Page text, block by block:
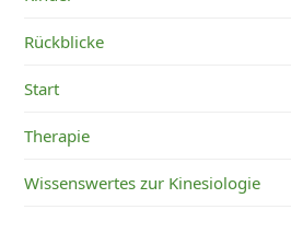
Rückblicke
Start
Therapie
Wissenswertes zur Kinesiologie